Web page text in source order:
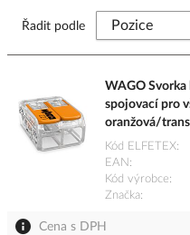
Řadit podle
WAGO
spojovací pro
oranžová/
Kód ELFETEX
EAN
Kód výrobce
Značka
Cena s DPH